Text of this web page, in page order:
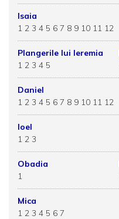
Isaia
1 2 3 4 5 6 7 8 9 10 11 12
Plangerile lui Ieremia
1 2 3 4 5
Daniel
1 2 3 4 5 6 7 8 9 10 11 12
Ioel
1 2 3
Obadia
1
Mica
1 2 3 4 5 6 7